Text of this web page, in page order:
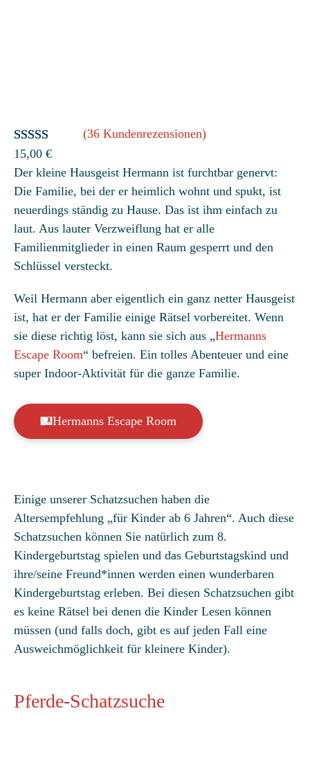
Bewertet
mit 4.86
von 5,
basierend
auf
36
Kundenbew
ertungen
(36 Kundenrezensionen)
15,00 €
Der kleine Hausgeist Hermann ist furchtbar genervt:
Die Familie, bei der er heimlich wohnt und spukt, ist
neuerdings ständig zu Hause. Das ist ihm einfach zu
laut. Aus lauter Verzweiflung hat er alle
Familienmitglieder in einen Raum gesperrt und den
Schlüssel versteckt.
Weil Hermann aber eigentlich ein ganz netter Hausgeist
ist, hat er der Familie einige Rätsel vorbereitet. Wenn
sie diese richtig löst, kann sie sich aus „Hermanns
Escape Room“ befreien. Ein tolles Abenteuer und eine
super Indoor-Aktivität für die ganze Familie.
Hermanns Escape Room
Einige unserer Schatzsuchen haben die
Altersempfehlung „für Kinder ab 6 Jahren“. Auch diese
Schatzsuchen können Sie natürlich zum 8.
Kindergeburtstag spielen und das Geburtstagskind und
ihre/seine Freund*innen werden einen wunderbaren
Kindergeburtstag erleben. Bei diesen Schatzsuchen gibt
es keine Rätsel bei denen die Kinder Lesen können
müssen (und falls doch, gibt es auf jeden Fall eine
Ausweichmöglichkeit für kleinere Kinder).
Pferde-Schatzsuche